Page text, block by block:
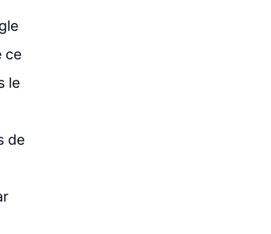
ce
le
de